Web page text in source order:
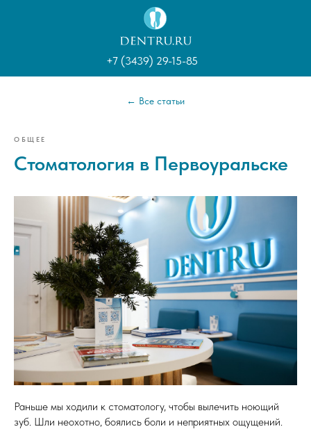
+7 (3439) 29-15-85
← Все статьи
ОБЩЕЕ
Стоматология в Первоуральске
Раньше мы ходили к стоматологу, чтобы вылечить ноющий
зуб. Шли неохотно, боялись боли и неприятных ощущений.